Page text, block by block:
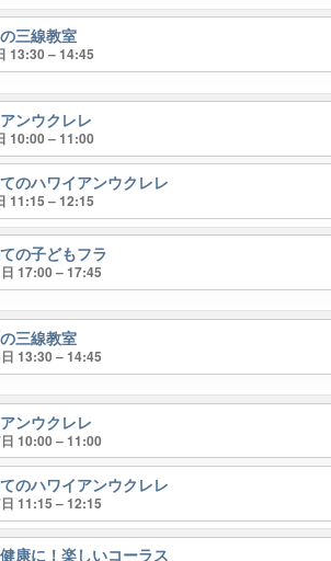
三線教室
13:30 – 14:45
ンウクレレ
10:00 – 11:00
のハワイアンウクレレ
11:15 – 12:15
の子どもフラ
17:00 – 17:45
三線教室
13:30 – 14:45
ンウクレレ
10:00 – 11:00
のハワイアンウクレレ
11:15 – 12:15
康に！楽しいコーラス